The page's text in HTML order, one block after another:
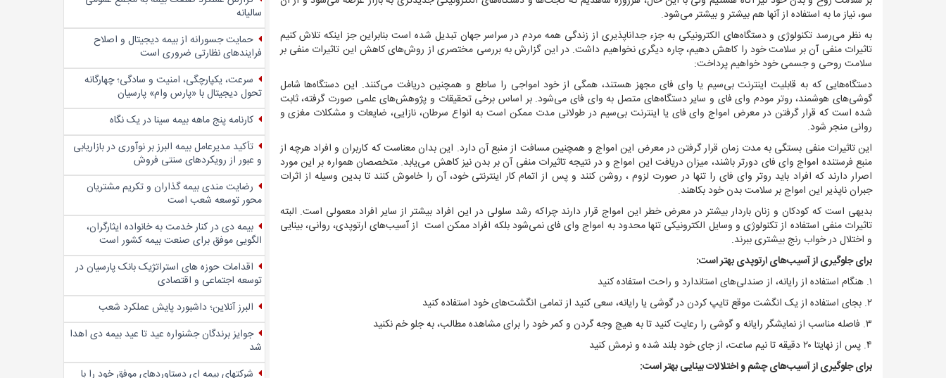
سو، نیاز ما به استفاده از آنها هم بیشتر و بیشتر می‌شود.
به نظر می‌رسد تکنولوژی و دستگاه‌های الکترونیکی به جزء جداناپذیری از زندگی همه مردم در سراسر جهان تبدیل شده است بنابراین جز اینکه تلاش کنیم
تاثیرات منفی آن بر سلامت خود را کاهش دهیم، چاره دیگری نخواهیم داشت. در این گزارش به بررسی مختصری از روش‌های کاهش این تاثیرات منفی بر
سلامت روحی و جسمی خود خواهیم پرداخت:
دستگاه‌هایی که به قابلیت اینترنت بی‌سیم یا وای فای مجهز هستند، همگی از خود امواجی را ساطع و همچنین دریافت می‌کنند. این دستگاه‌ها شامل
گوشی‌های هوشمند، روتر مودم وای فای و سایر دستگاه‌های متصل به وای فای می‌شود. بر اساس برخی تحقیقات و پژوهش‌های علمی صورت گرفته، ثابت
شده است که قرار گرفتن در معرض امواج وای فای یا اینترنت بی‌سیم در طولانی مدت ممکن است به انواع سرطان، نازایی، ضایعات و مشکلات مغزی و
روانی منجر شود.
این تاثیرات منفی بستگی به مدت زمان قرار گرفتن در معرض این امواج و همچنین مسافت از منبع آن دارد. این بدان معناست که کاربران و افراد هرچه از
منبع فرستنده امواج وای فای دورتر باشند، میزان دریافت این امواج و در نتیجه تاثیرات منفی آن بر بدن نیز کاهش می‌یابد. متخصصان همواره بر این مورد
اصرار دارند که افراد باید روتر وای فای را تنها در صورت لزوم ، روشن کنند و پس از اتمام کار اینترنتی خود، آن را خاموش کنند تا بدین وسیله از اثرات
جبران ناپذیر این امواج بر سلامت بدن خود بکاهند.
بدیهی است که کودکان و زنان باردار بیشتر در معرض خطر این امواج قرار دارند چراکه رشد سلولی در این افراد بیشتر از سایر افراد معمولی است. البته
تاثیرات منفی استفاده از تکنولوژی و وسایل الکترونیکی تنها محدود به امواج وای فای نمی‌شود بلکه افراد ممکن است از آسیب‌های ارتوپدی، روانی، بینایی
و اختلال در خواب رنج بیشتری ببرند.
برای جلوگیری از آسیب‌های ارتوپدی بهتر است:
۱. هنگام استفاده از رایانه، از صندلی‌های استاندارد و راحت استفاده کنید
۲. بجای استفاده از یک انگشت موقع تایپ کردن در گوشی یا رایانه، سعی کنید از تمامی انگشت‌های خود استفاده کنید
۳. فاصله مناسب از نمایشگر رایانه و گوشی را رعایت کنید تا به هیچ وجه گردن و کمر خود را برای مشاهده مطالب، به جلو خم نکنید
۴. پس از نهایتا ۲۰ دقیقه تا نیم ساعت، از جای خود بلند شده و نرمش کنید
برای جلوگیری از آسیب‌های چشم و اختلالات بینایی بهتر است:
سالیانه
حمایت جسورانه از بیمه دیجیتال و اصلاح
فرایندهای نظارتی ضروری است
سرعت، یکپارچگی، امنیت و سادگی؛ چهار‌گانه
تحول دیجیتال با «پارس وام» پارسیان
کارنامه پنج ماهه بیمه سینا در یک نگاه
تأکید مدیرعامل بیمه البرز بر نوآوری در بازاریابی
و عبور از رویکردهای سنتی فروش
رضایت مندی بیمه گذاران و تکریم مشتریان
محور توسعه شعب است
بیمه دی در کنار خدمت به خانواده ایثارگران،
الگویی موفق برای صنعت بیمه کشور است
اقدامات حوزه های استراتژیک بانک پارسیان در
توسعه اجتماعی و اقتصادی
البرز آنلاین؛ داشبورد پایش عملکرد شعب
جوایز برندگان جشنواره عید تا عید بیمه دی اهدا
شد
شرکتهای بیمه ای دستاوردهای موفق خود را با